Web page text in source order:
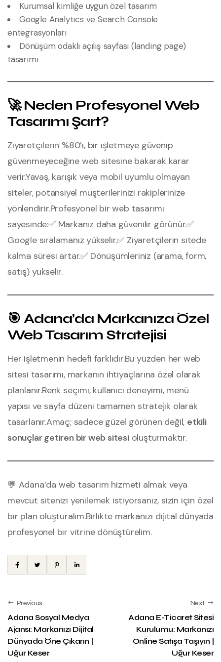
Kurumsal kimliğe uygun özel tasarım
Google Analytics ve Search Console
entegrasyonları
Dönüşüm odaklı açılış sayfası (landing page)
tasarımı
🚀 Neden Profesyonel Web
Tasarımı Şart?
Ziyaretçilerin %80’i, bir işletmeye güvenip
güvenmeyeceğine web sitesine bakarak karar
verir.Yavaş, karışık veya mobil uyumlu olmayan
siteler, potansiyel müşterilerinizi rakiplerinize
yönlendirir.Profesyonel bir web tasarımı
sayesinde:✅ Markanız daha güvenilir görünür.✅
Google sıralamanız yükselir.✅ Ziyaretçilerin sitede
kalma süresi artar.✅ Dönüşümleriniz (arama, form,
satış) yükselir.
🎯 Adana’da Markanıza Özel
Web Tasarım Stratejisi
Her işletmenin hedefi farklıdır.Bu yüzden her web
sitesi tasarımı, markanın ihtiyaçlarına özel olarak
planlanır.Renk seçimi, kullanıcı deneyimi, menü
yapısı ve sayfa düzeni tamamen stratejik olarak
tasarlanır.Amaç; sadece güzel görünen değil, etkili
sonuçlar getiren bir web sitesioluşturmaktır.
💬 Adana’da web tasarım hizmeti almak veya
mevcut sitenizi yenilemek istiyorsanız, sizin için özel
bir plan oluşturalım.Birlikte markanızı dijital dünyada
profesyonel bir vitrine dönüştürelim.
Previous
Adana Sosyal Medya
Ajansı: Markanızı Dijital
Dünyada Öne Çıkarın |
Uğur Keser
Next
Adana E-Ticaret Sitesi
Kurulumu: Markanızı
Online Satışa Taşıyın |
Uğur Keser